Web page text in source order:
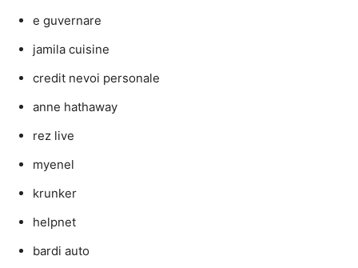
e guvernare
jamila cuisine
credit nevoi personale
anne hathaway
rez live
myenel
krunker
helpnet
bardi auto